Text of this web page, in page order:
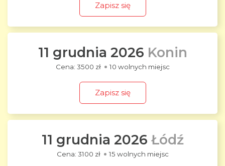
Zapisz się
11 grudnia 2026 Konin
3500 zł 10 wolnych miejsc
Zapisz się
11 grudnia 2026 Łódź
3100 zł 15 wolnych miejsc